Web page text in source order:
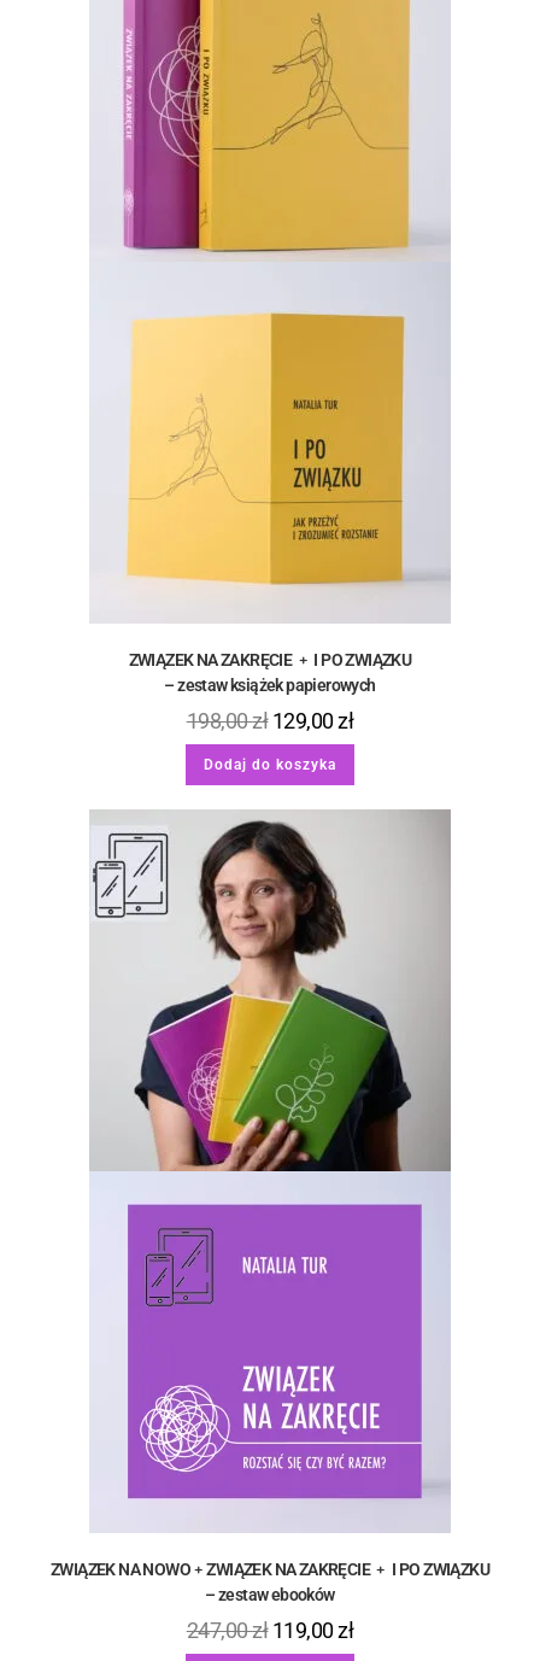
ZWIĄZEK NA ZAKRĘCIE ﹢ I PO ZWIĄZKU
– zestaw książek papierowych
198,00zł 129,00zł
Dodaj do koszyka
ZWIĄZEK NA NOWO﹢ZWIĄZEK NA ZAKRĘCIE ﹢ I PO ZWIĄZKU
– zestaw ebooków
247,00zł 119,00zł